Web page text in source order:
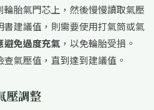
胎氣門芯上，然後慢慢讀取氣壓
建議值，則需要使用打氣筒或氣
避免過度充氣 ，以免輪胎受損。
氣壓值，直到達到建議值。
壓調整